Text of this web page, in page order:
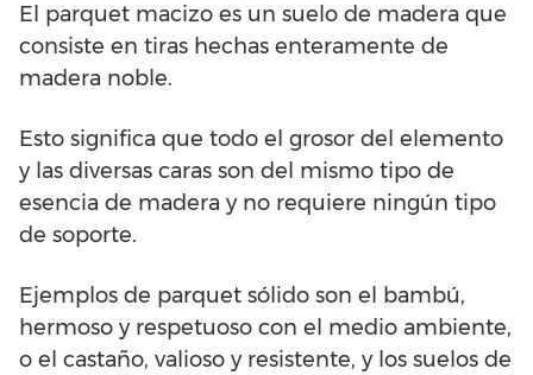
El parquet macizo es un suelo de madera que
consiste en tiras hechas enteramente de
madera noble.
Esto significa que todo el grosor del elemento
y las diversas caras son del mismo tipo de
esencia de madera y no requiere ningún tipo
de soporte.
Ejemplos de parquet sólido son el bambú,
hermoso y respetuoso con el medio ambiente,
o el castaño, valioso y resistente, y los suelos de